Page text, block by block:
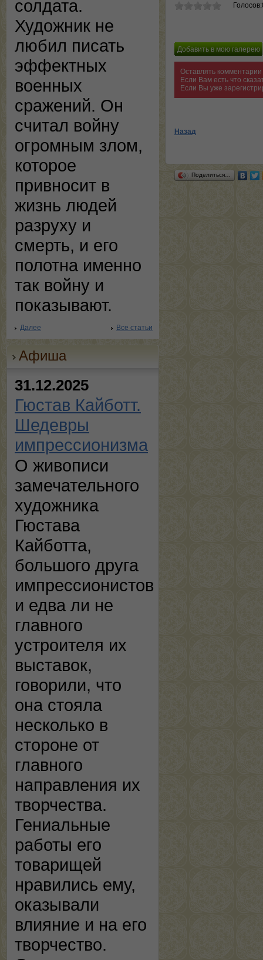
солдата.
Художник не
любил писать
эффектных
военных
сражений. Он
считал войну
огромным злом,
которое
привносит в
жизнь людей
разруху и
смерть, и его
полотна именно
так войну и
показывают.
Далее Все статьи
Афиша
31.12.2025
Гюстав Кайботт.
Шедевры
импрессионизма
О живописи
замечательного
художника
Гюстава
Кайботта,
большого друга
импрессионистов
и едва ли не
главного
устроителя их
выставок,
говорили, что
она стояла
несколько в
стороне от
главного
направления их
творчества.
Гениальные
работы его
товарищей
нравились ему,
оказывали
влияние и на его
творчество.
Оставлять
Если Вам есть что
Если Вы уже
Назад
Поделиться…